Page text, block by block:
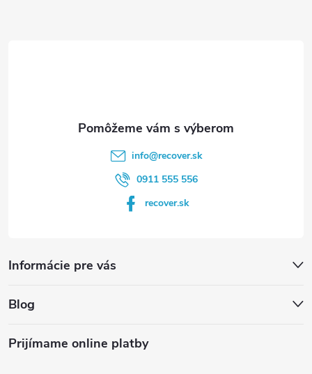
info@recover.sk
0911 555 556
recover.sk
Informácie pre vás
Blog
Prijímame online platby